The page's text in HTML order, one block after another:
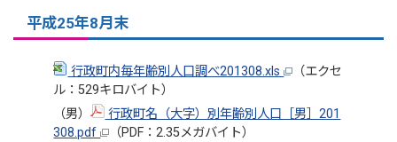
平成25年8月末
行政町内毎年齢別人口調べ201308.xls
（エクセ
ル：529キロバイト）
（男）
行政町名（大字）別年齢別人口［男］201
308.pdf
（PDF：2.35メガバイト）